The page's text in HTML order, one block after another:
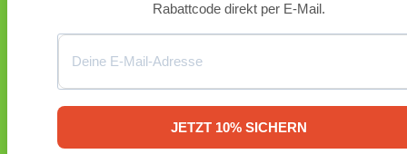
Rabattcode direkt per E-Mail.
JETZT 10% SICHERN
Angemeldet bleiben Anmelden
Registrieren
Erforderlich